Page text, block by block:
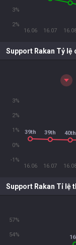
16.06 16.07
2%
3%
Support Rakan Tỷ lệ
16.06 16.07
-1%
0%
1%
2%
3%
39th 39th 40th
Support Rakan Tỉ lệ
54%
57%